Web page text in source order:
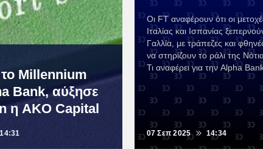
Millennium
Bank, αύξησε
η AKO Capital
14:31
Οι FT αναφέρουν ότι οι
Ιταλίας και Ισπανίας
Γαλλία, με τράπεζες και
να στηρίζουν το ράλι της
Τι αναφέρει για την Alpha
07 Σεπ 2025 14:34